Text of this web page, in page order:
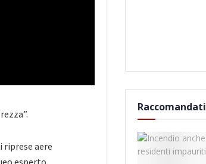
riprese aere
esperto
Raccomandati